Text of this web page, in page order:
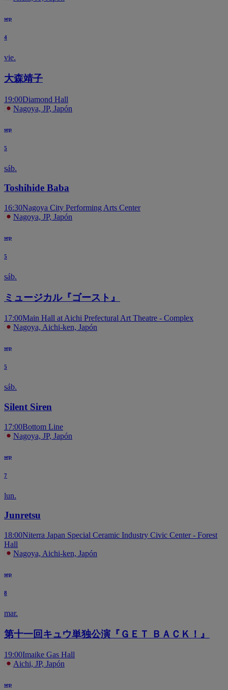
sep
4
vie.
大森靖子
19:00Diamond Hall
Nagoya, JP, Japón
sep
5
sáb.
Toshihide Baba
16:30Nagoya City Performing Arts Center
Nagoya, JP, Japón
sep
5
sáb.
ミュージカル『ゴースト』
17:00Main Hall at Aichi Prefectural Art Theatre - Complex
Nagoya, Aichi-ken, Japón
sep
5
sáb.
Silent Siren
17:00Bottom Line
Nagoya, JP, Japón
sep
7
lun.
Junretsu
18:00Niterra Japan Special Ceramic Industry Civic Center - Forest
Hall
Nagoya, Aichi-ken, Japón
sep
8
mar.
第十一回キュウ単独公演『ＧＥＴ ＢＡＣＫ！』
19:00Imaike Gas Hall
Aichi, JP, Japón
sep